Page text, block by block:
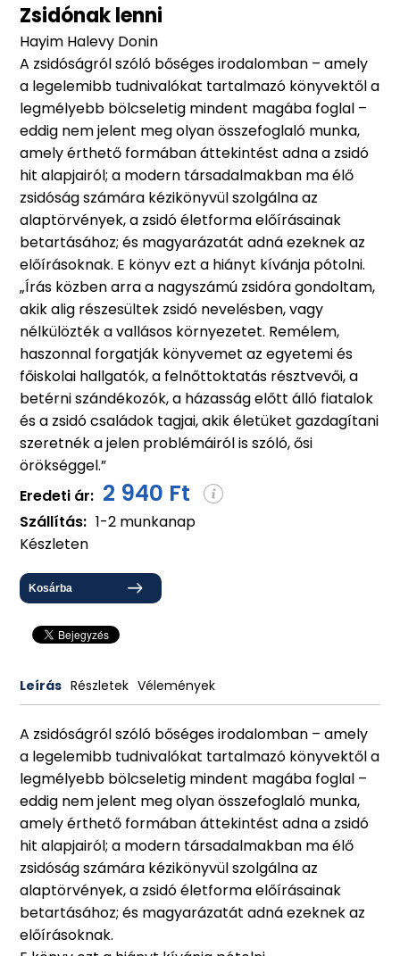
Zsidónak lenni
Hayim Halevy Donin
A zsidóságról szóló bőséges irodalomban – amely
a legelemibb tudnivalókat tartalmazó könyvektől a
legmélyebb bölcseletig mindent magába foglal –
eddig nem jelent meg olyan összefoglaló munka,
amely érthető formában áttekintést adna a zsidó
hit alapjairól; a modern társadalmakban ma élő
zsidóság számára kézikönyvül szolgálna az
alaptörvények, a zsidó életforma előírásainak
betartásához; és magyarázatát adná ezeknek az
előírásoknak. E könyv ezt a hiányt kívánja pótolni.
„Írás közben arra a nagyszámú zsidóra gondoltam,
akik alig részesültek zsidó nevelésben, vagy
nélkülözték a vallásos környezetet. Remélem,
haszonnal forgatják könyvemet az egyetemi és
főiskolai hallgatók, a felnőttoktatás résztvevői, a
betérni szándékozók, a házasság előtt álló fiatalok
és a zsidó családok tagjai, akik életüket gazdagítani
szeretnék a jelen problémáiról is szóló, ősi
örökséggel.”
Eredeti ár: 2 940 Ft
Szállítás: 1-2 munkanap
Készleten
Kosárba
Leírás Részletek Vélemények
A zsidóságról szóló bőséges irodalomban – amely
a legelemibb tudnivalókat tartalmazó könyvektől a
legmélyebb bölcseletig mindent magába foglal –
eddig nem jelent meg olyan összefoglaló munka,
amely érthető formában áttekintést adna a zsidó
hit alapjairól; a modern társadalmakban ma élő
zsidóság számára kézikönyvül szolgálna az
alaptörvények, a zsidó életforma előírásainak
betartásához; és magyarázatát adná ezeknek az
előírásoknak.